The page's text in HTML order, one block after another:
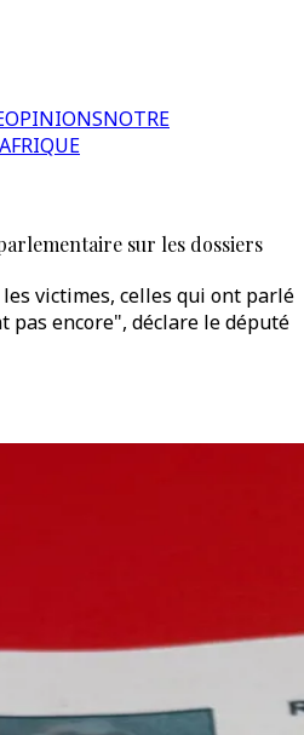
OPINIONSNOTRE
AFRIQUE
sur les dossiers
victimes, celles qui ont parlé
pas encore", déclare le député